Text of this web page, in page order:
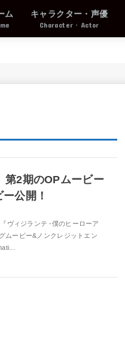
ム キャラクター・声優
Character・Actor
第2期のOPムービー
公開！
ヴィジランテ -僕のヒーローア
ムービー&ノンクレジットエン